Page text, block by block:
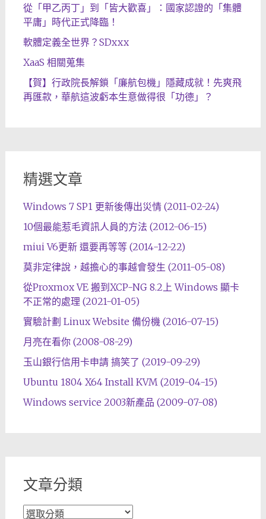
從「甲乙丙丁」到「皆大歡喜」：國家認證的「集體
平庸」時代正式降臨！
軟體定義全世界？SDxxx
XaaS 相關蒐集
【賀】行政院長解鎖「廉航包機」隱藏成就！先爽飛
再匯款，華航這波虧本生意做得很「功德」？
精選文章
Windows 7 SP1 更新後傳出災情 (2011-02-24)
10個最能惹毛資訊人員的方法 (2012-06-15)
miui V6更新 還要再等等 (2014-12-22)
莫非定律說，越擔心的事越會發生 (2011-05-08)
從Proxmox VE 搬到XCP-NG 8.2上 Windows 顯卡
不正常的處理 (2021-01-05)
實驗計劃 Linux Website 備份機 (2016-07-15)
月亮在看你 (2008-08-29)
玉山銀行信用卡申請 搞笑了 (2019-09-29)
Ubuntu 1804 X64 Install KVM (2019-04-15)
Windows service 2003新產品 (2009-07-08)
文章分類
文